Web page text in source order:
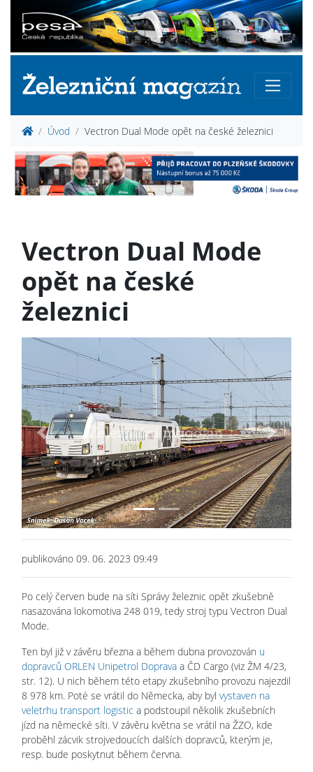
Úvod Vectron Dual Mode opět na české železnici
Vectron Dual Mode
opět na české
železnici
Previous Next
publikováno 09. 06. 2023 09:49
Po celý červen bude na síti Správy železnic opět zkušebně
nasazována lokomotiva 248 019, tedy stroj typu Vectron Dual
Mode.
Ten byl již v závěru března a během dubna provozován u
dopravců ORLEN Unipetrol Doprava a ČD Cargo (viz ŽM 4/23,
str. 12). U nich během této etapy zkušebního provozu najezdil
8 978 km. Poté se vrátil do Německa, aby byl vystaven na
veletrhu transport logistic a podstoupil několik zkušebních
jízd na německé síti. V závěru května se vrátil na ŽZO, kde
proběhl zácvik strojvedoucích dalších dopravců, kterým je,
resp. bude poskytnut během června.